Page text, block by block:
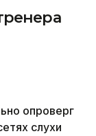
опроверг
слухи